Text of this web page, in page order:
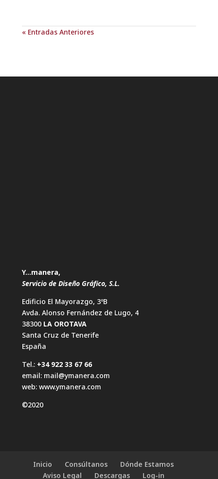
« Entradas Anteriores
Y…manera,
Servicio de Diseño Gráfico, S.L.
Edificio El Mayorazgo, 3ºB
Avda. Alonso Fernández de Lugo, 4
38300 LA OROTAVA
Santa Cruz de Tenerife
España
Tel.: +34 922 33 67 66
email: mail@ymanera.com
web: www.ymanera.com
©2020
Inicio Consúltanos
Dónde Estamos
Aviso Legal
Descargas Log-in